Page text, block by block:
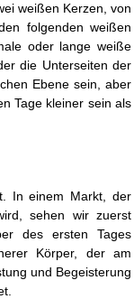
weißen Kerzen, von
folgenden weißen
oder lange weiße
die Unterseiten der
Ebene sein, aber
Tage kleiner sein als
In einem Markt, der
sehen wir zuerst
des ersten Tages
Körper, der am
und Begeisterung